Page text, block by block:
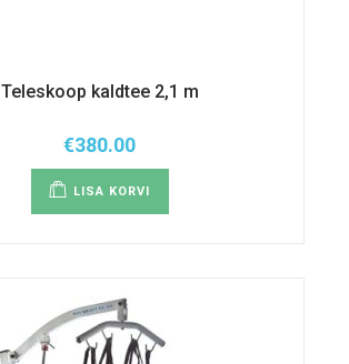
Teleskoop kaldtee 2,1 m
€380.00
LISA KORVI